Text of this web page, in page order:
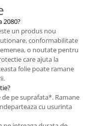
2080?
un produs nou
conformabilitate
o noutate pentru
care ajuta la
folie poate ramane
pe suprafata*. Ramane
cu usurinta